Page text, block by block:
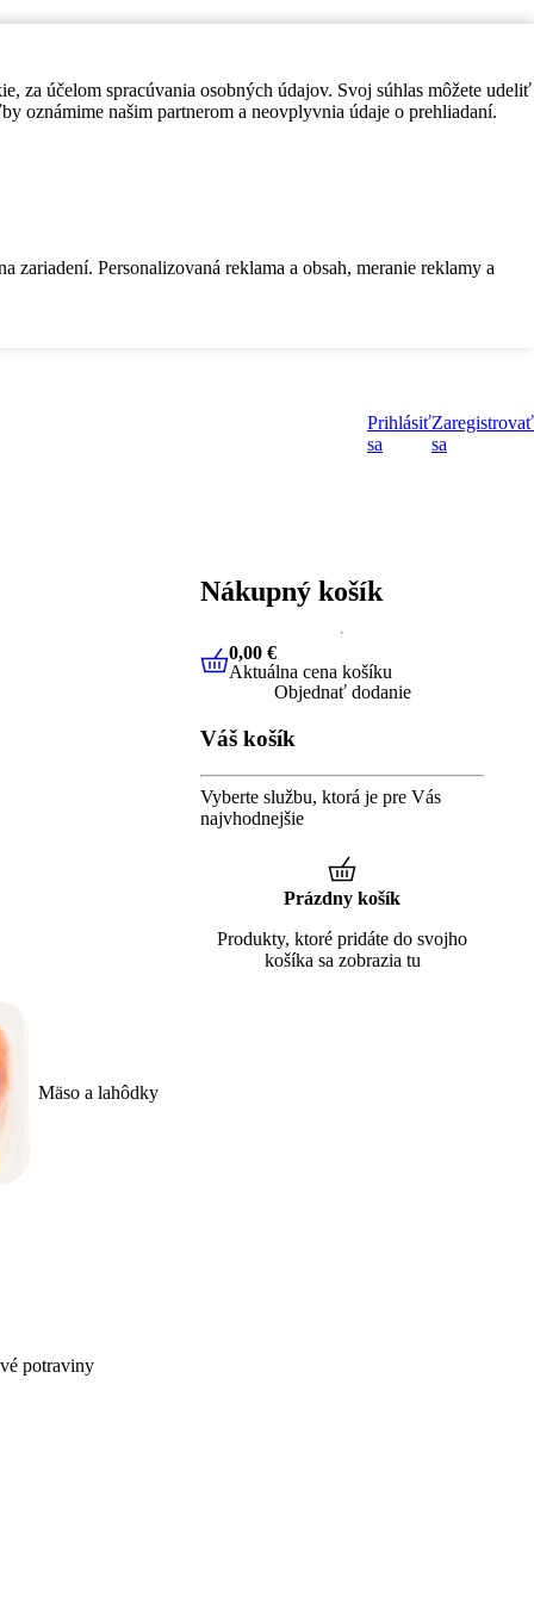
za účelom spracúvania osobných údajov. Svoj súhlas môžete udeliť
oznámime našim partnerom a neovplyvnia údaje o prehliadaní.
Personalizovaná reklama a obsah, meranie reklamy a
Prihlásiť
sa
Zaregistrovať
sa
Mäso a lahôdky
potraviny
Nákupný košík
0,00 €Aktuálna cena košíku
0,00 €
Aktuálna cena košíku
Objednať dodanie
Váš košík
Vyberte službu, ktorá je pre Vás
najvhodnejšie
Prázdny košík
Produkty, ktoré pridáte do svojho
košíka sa zobrazia tu